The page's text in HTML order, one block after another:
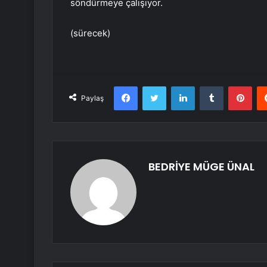
söndürmeye çalışıyor.
(sürecek)
Paylaş
FacebookTwitter LinkedInTumblr
BEDRİYE MÜGE ÜNAL